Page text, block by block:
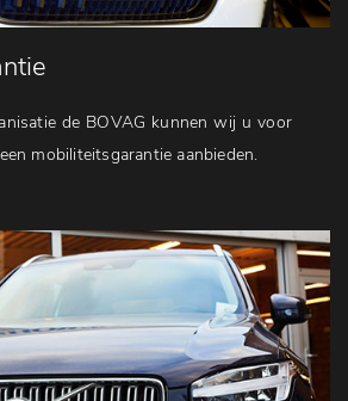
de BOVAG kunnen wij u voor
mobiliteitsgarantie aanbieden.